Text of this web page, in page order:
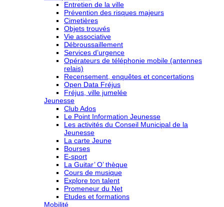
Entretien de la ville
Prévention des risques majeurs
Cimetières
Objets trouvés
Vie associative
Débroussaillement
Services d’urgence
Opérateurs de téléphonie mobile (antennes
relais)
Recensement, enquêtes et concertations
Open Data Fréjus
Fréjus, ville jumelée
Jeunesse
Club Ados
Le Point Information Jeunesse
Les activités du Conseil Municipal de la
Jeunesse
La carte Jeune
Bourses
E-sport
La Guitar’ O’ thèque
Cours de musique
Explore ton talent
Promeneur du Net
Etudes et formations
Mobilité